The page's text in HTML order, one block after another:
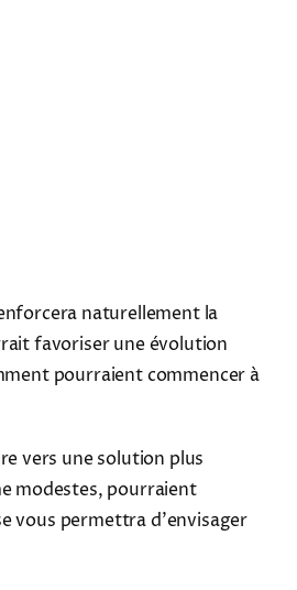
naturellement la
favoriser une évolution
pourraient commencer à
vers une solution plus
modestes, pourraient
vous permettra d'envisager